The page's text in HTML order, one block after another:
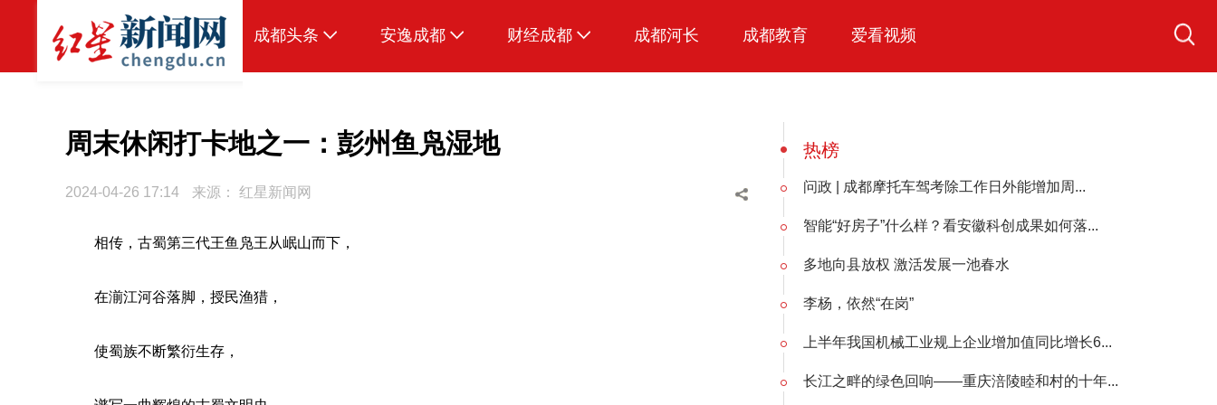
成都头条
本地
头条智造
安逸成都
美食
财经成都 成都河长 成都教育 爱看视频
周末休闲打卡地之一：彭州鱼凫湿地
2024-04-26 17:14 来源： 红星新闻网
相传，古蜀第三代王鱼凫王从岷山而下，
在湔江河谷落脚，授民渔猎，
使蜀族不断繁衍生存，
热榜
问政 | 成都摩托车驾考除工作日外能增加周...
智能“好房子”什么样？看安徽科创成果如何落...
多地向县放权 激活发展一池春水
李杨，依然“在岗”
上半年我国机械工业规上企业增加值同比增长6...
长江之畔的绿色回响——重庆涪陵睦和村的十年...